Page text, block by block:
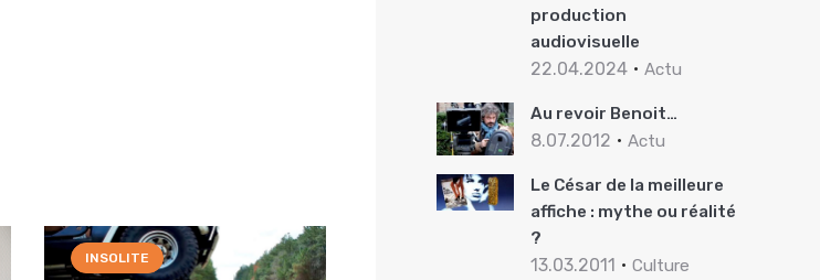
INSOLITE
production
audiovisuelle
22.04.2024 Actu
Au revoir Benoit…
8.07.2012 Actu
Le César de la meilleure
affiche : mythe ou réalité
?
13.03.2011 Culture